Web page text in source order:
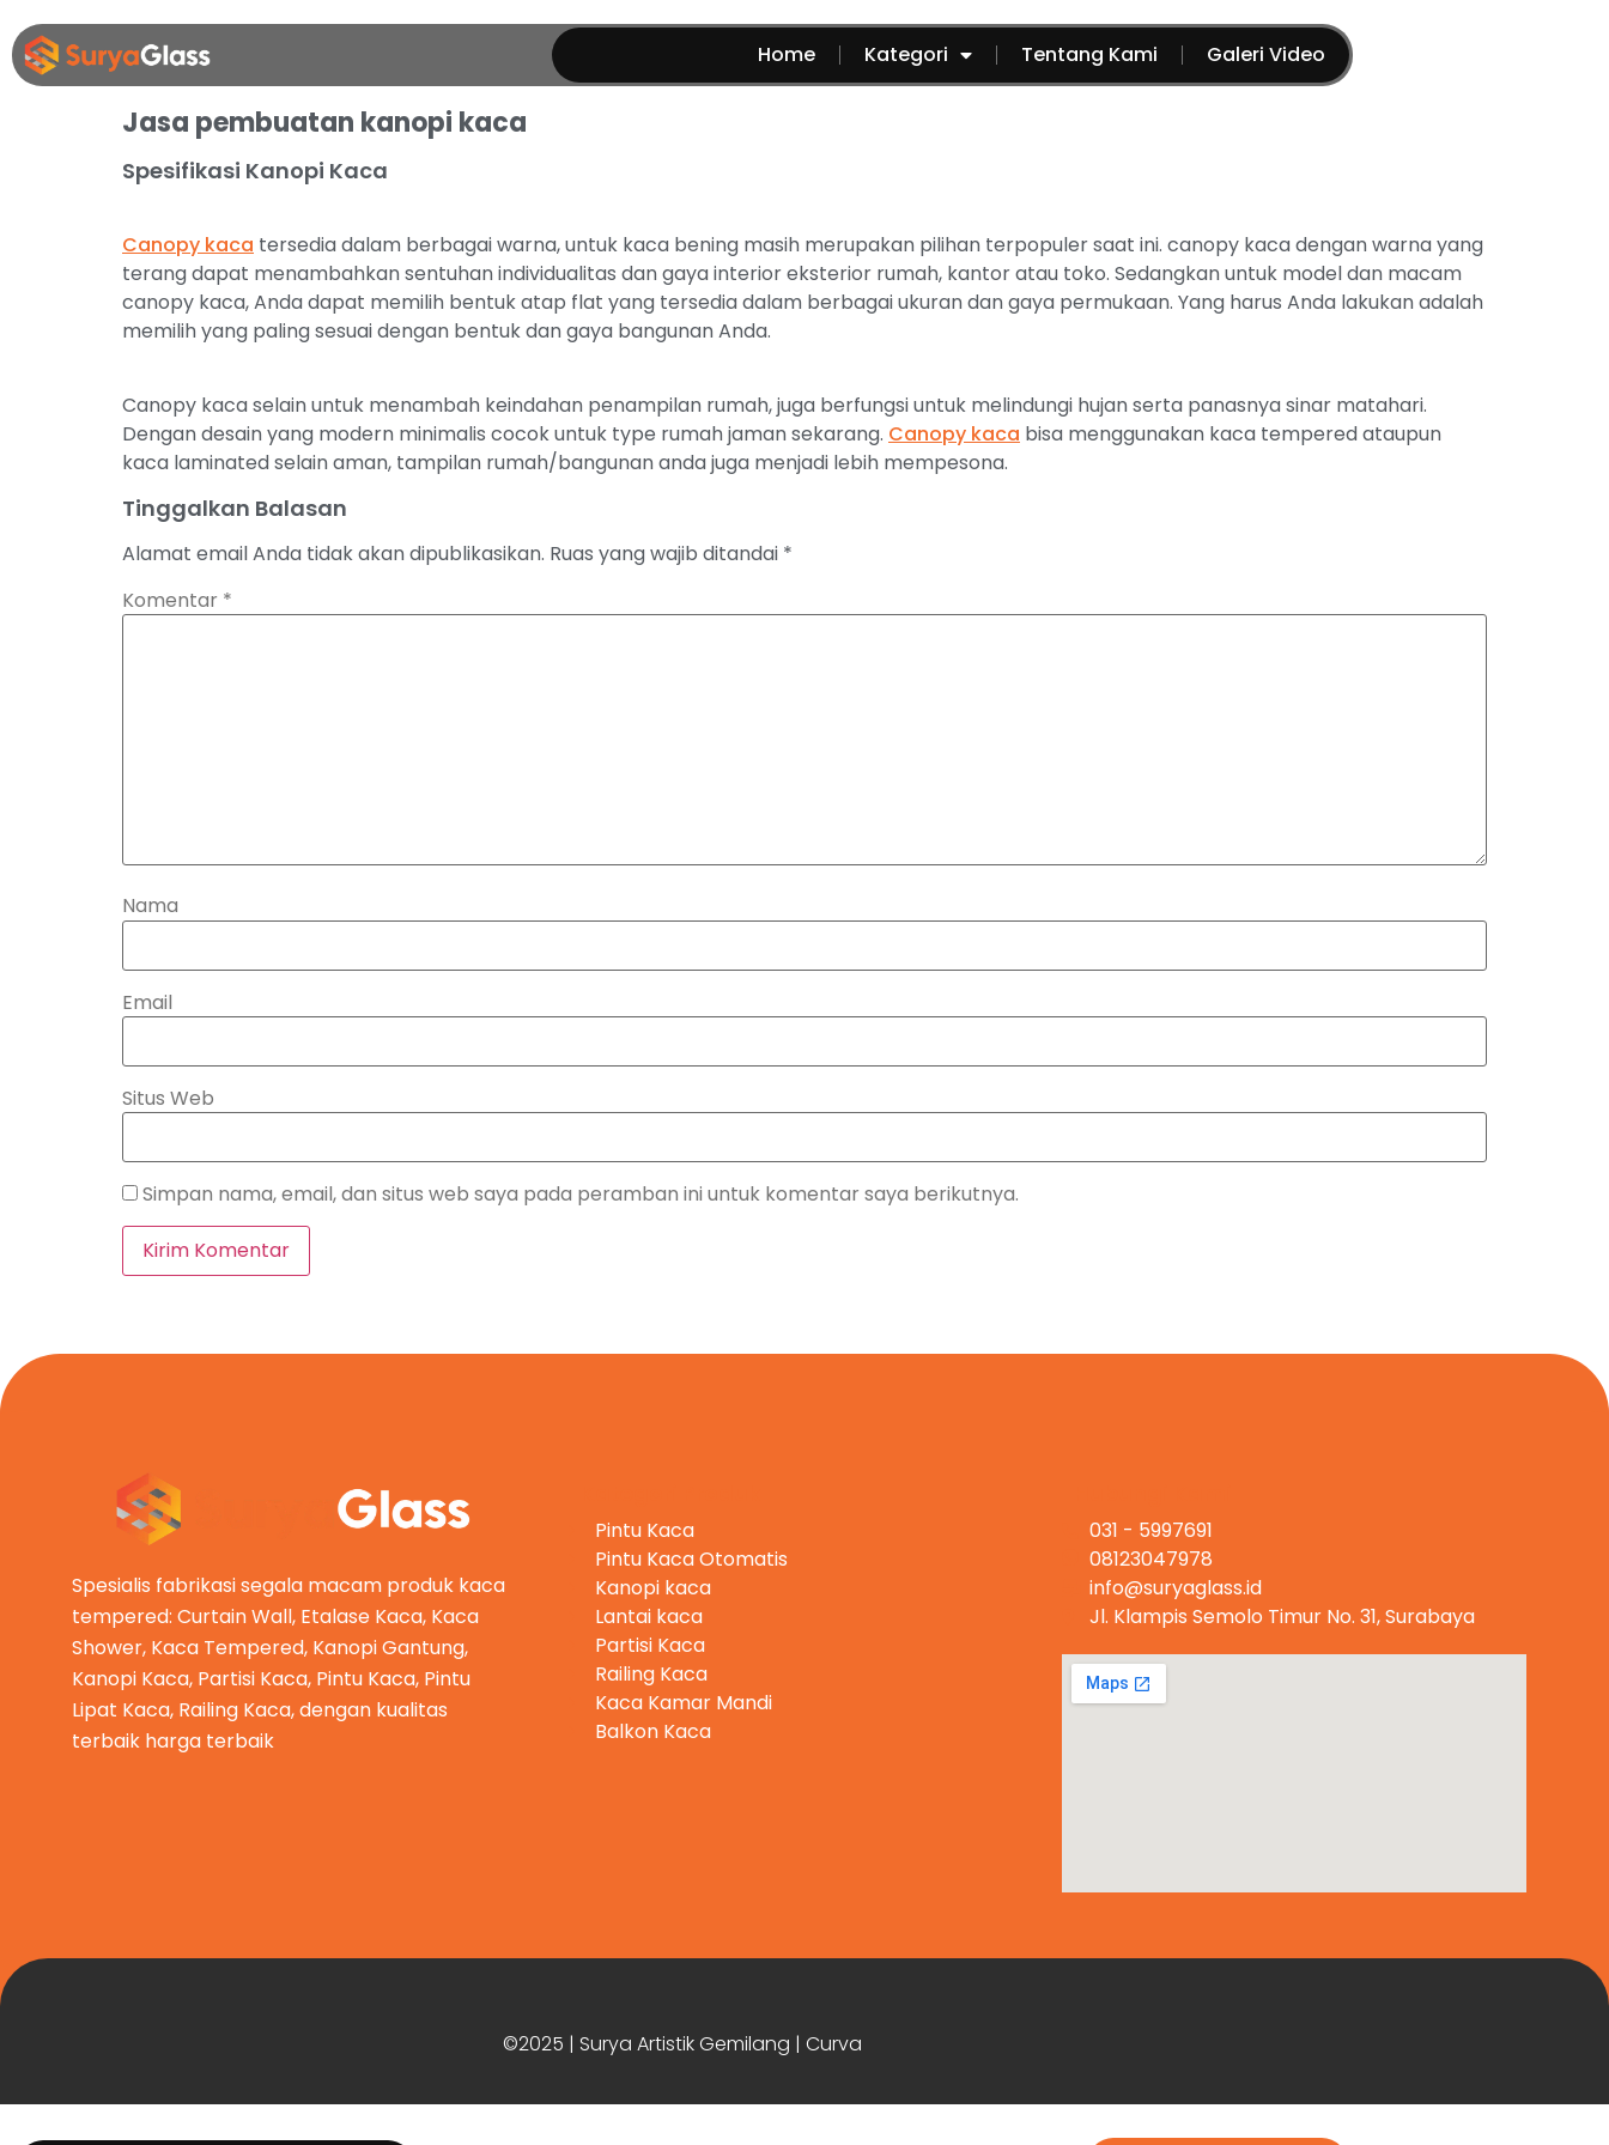
Home Kategori Tentang Kami Galeri Video
Jasa pembuatan kanopi kaca
Spesifikasi Kanopi Kaca
Canopy kaca tersedia dalam berbagai warna, untuk kaca bening masih merupakan pilihan terpopuler saat ini. canopy kaca dengan warna yang
terang dapat menambahkan sentuhan individualitas dan gaya interior eksterior rumah, kantor atau toko. Sedangkan untuk model dan macam
canopy kaca, Anda dapat memilih bentuk atap flat yang tersedia dalam berbagai ukuran dan gaya permukaan. Yang harus Anda lakukan adalah
memilih yang paling sesuai dengan bentuk dan gaya bangunan Anda.
Canopy kaca selain untuk menambah keindahan penampilan rumah, juga berfungsi untuk melindungi hujan serta panasnya sinar matahari.
Dengan desain yang modern minimalis cocok untuk type rumah jaman sekarang. Canopy kaca bisa menggunakan kaca tempered ataupun
kaca laminated selain aman, tampilan rumah/bangunan anda juga menjadi lebih mempesona.
Tinggalkan Balasan
Alamat email Anda tidak akan dipublikasikan. Ruas yang wajib ditandai *
Komentar *
Nama
Email
Situs Web
Simpan nama, email, dan situs web saya pada peramban ini untuk komentar saya berikutnya.
Spesialis fabrikasi segala macam produk kaca
tempered: Curtain Wall, Etalase Kaca, Kaca
Shower, Kaca Tempered, Kanopi Gantung,
Kanopi Kaca, Partisi Kaca, Pintu Kaca, Pintu
Lipat Kaca, Railing Kaca, dengan kualitas
terbaik harga terbaik
Pintu Kaca
Pintu Kaca Otomatis
Kanopi kaca
Lantai kaca
Partisi Kaca
Railing Kaca
Kaca Kamar Mandi
Balkon Kaca
031 - 5997691
08123047978
info@suryaglass.id
Jl. Klampis Semolo Timur No. 31, Surabaya
©2025 | Surya Artistik Gemilang | Curva